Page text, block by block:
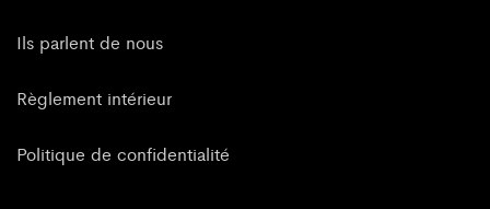
Ils parlent de nous
Règlement intérieur
Politique de confidentialité